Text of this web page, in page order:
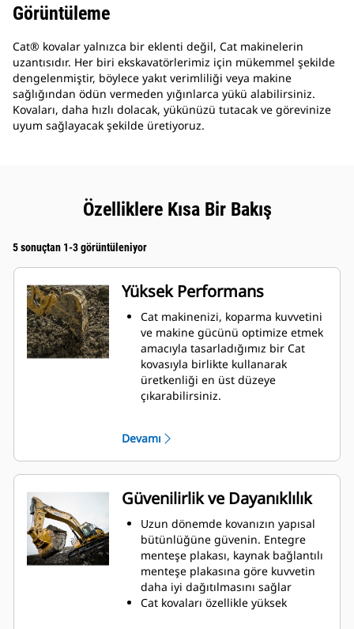
Görüntüleme
Cat® kovalar yalnızca bir eklenti değil, Cat makinelerin
uzantısıdır. Her biri ekskavatörlerimiz için mükemmel şekilde
dengelenmiştir, böylece yakıt verimliliği veya makine
sağlığından ödün vermeden yığınlarca yükü alabilirsiniz.
Kovaları, daha hızlı dolacak, yükünüzü tutacak ve görevinize
uyum sağlayacak şekilde üretiyoruz.
Özelliklere Kısa Bir Bakış
5 sonuçtan 1-3 görüntüleniyor
Yüksek Performans
Cat makinenizi, koparma kuvvetini
ve makine gücünü optimize etmek
amacıyla tasarladığımız bir Cat
kovasıyla birlikte kullanarak
üretkenliği en üst düzeye
çıkarabilirsiniz.
İlave taban mesafesi, kovanın alt
tarafının kazı yapmamasını
sağlayarak bakım maliyetlerini
azaltır.
Kazma işlemi sırasında yakıt
tüketimi en yüksek düzeydedir. Cat
kovaları, makinenizin toplam
çalışma üretkenliğini iyileştirmek
amacıyla malzemeleri hızlı biçimde
kesmek üzere tasarlanmıştır.
Daha az zamanda daha fazla
Devamı
Güvenilirlik ve Dayanıklılık
Uzun dönemde kovanızın yapısal
bütünlüğüne güvenin. Entegre
menteşe plakası, kaynak bağlantılı
menteşe plakasına göre kuvvetin
daha iyi dağıtılmasını sağlar
Cat kovaları özellikle yüksek